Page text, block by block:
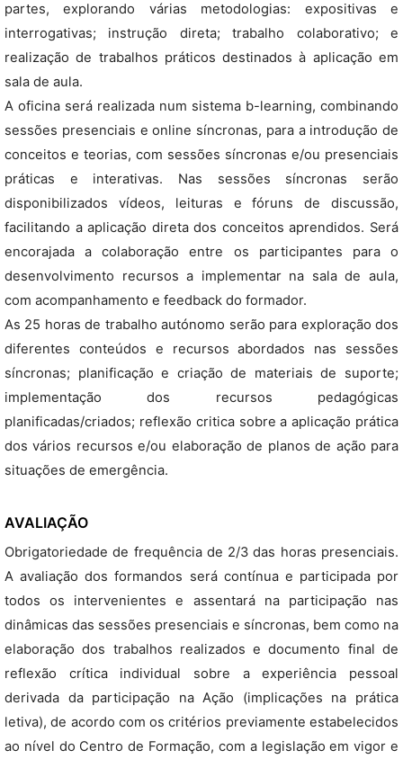
partes, explorando várias metodologias: expositivas e
interrogativas; instrução direta; trabalho colaborativo; e
realização de trabalhos práticos destinados à aplicação em
sala de aula.
A oficina será realizada num sistema b-learning, combinando
sessões presenciais e online síncronas, para a introdução de
conceitos e teorias, com sessões síncronas e/ou presenciais
práticas e interativas. Nas sessões síncronas serão
disponibilizados vídeos, leituras e fóruns de discussão,
facilitando a aplicação direta dos conceitos aprendidos. Será
encorajada a colaboração entre os participantes para o
desenvolvimento recursos a implementar na sala de aula,
com acompanhamento e feedback do formador.
As 25 horas de trabalho autónomo serão para exploração dos
diferentes conteúdos e recursos abordados nas sessões
síncronas; planificação e criação de materiais de suporte;
implementação dos recursos pedagógicas
planificadas/criados; reflexão critica sobre a aplicação prática
dos vários recursos e/ou elaboração de planos de ação para
situações de emergência.
AVALIAÇÃO
Obrigatoriedade de frequência de 2/3 das horas presenciais.
A avaliação dos formandos será contínua e participada por
todos os intervenientes e assentará na participação nas
dinâmicas das sessões presenciais e síncronas, bem como na
elaboração dos trabalhos realizados e documento final de
reflexão crítica individual sobre a experiência pessoal
derivada da participação na Ação (implicações na prática
letiva), de acordo com os critérios previamente estabelecidos
ao nível do Centro de Formação, com a legislação em vigor e